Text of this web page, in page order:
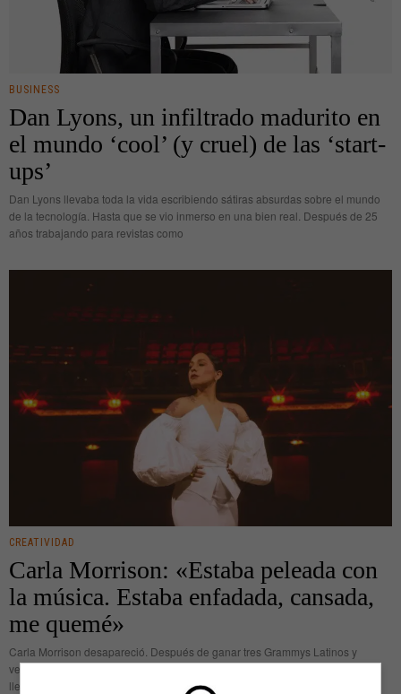
BUSINESS
Dan Lyons, un infiltrado madurito en
el mundo ‘cool’ (y cruel) de las ‘start-
ups’
Dan Lyons llevaba toda la vida escribiendo sátiras absurdas sobre el mundo
de la tecnología. Hasta que se vio inmerso en una bien real. Después de 25
años trabajando para revistas como
CREATIVIDAD
Carla Morrison: «Estaba peleada con
la música. Estaba enfadada, cansada,
me quemé»
Carla Morrison desapareció. Después de ganar tres Grammys Latinos y
vender cientos de miles de discos, después de giras que se solapaban y la
llevaban a cantar en escenarios de ciudades que